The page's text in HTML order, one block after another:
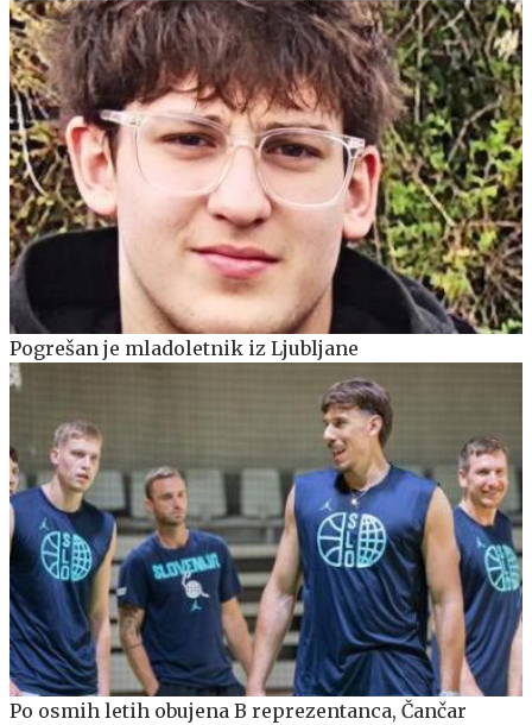
Pogrešan je mladoletnik iz Ljubljane
Po osmih letih obujena B reprezentanca, Čančar